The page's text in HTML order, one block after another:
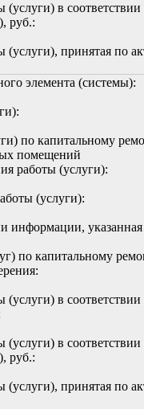
(услуги) в
руб.:
(услуги), принятая по
элемента (системы):
по капитальному
помещений
работы (услуги):
(услуги):
информации, указанная
по капитальному
(услуги) в
(услуги) в
руб.:
(услуги), принятая по